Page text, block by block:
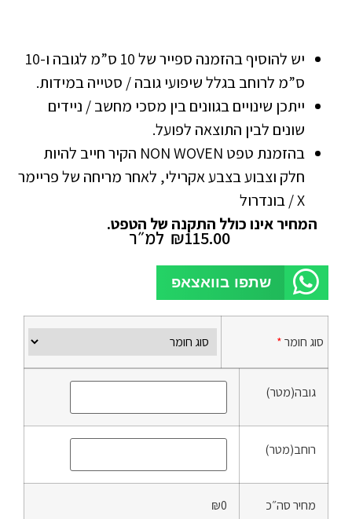
יש להוסיף בהזמנה ספייר של 10 ס”מ לגובה ו-10
ס”מ לרוחב בגלל שיפועי גובה / סטייה במידות.
ייתכן שינויים בגוונים בין מסכי מחשב / ניידים
שונים לבין התוצאה לפועל.
בהזמנת טפט NON WOVEN הקיר חייב להיות
חלק וצבוע בצבע אקרילי, לאחר מריחה של פריימר
X / בונדרול
המחיר אינו כולל התקנה של הטפט.
₪115.00 למ״ר
שתפו בוואצאפ
סוג חומר*
גובה(מטר)
רוחב(מטר)
מחיר סה״כ ₪0